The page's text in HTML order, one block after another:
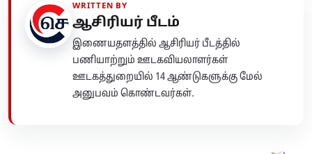
WRITTEN BY
ஆசிரியர் பீடம்
இணையதளத்தில் ஆசிரியர் பீடத்தில்
பணியாற்றும் ஊடகவியலாளர்கள்
ஊடகத்துறையில் 14 ஆண்டுகளுக்கு மேல்
அனுபவம் கொண்டவர்கள்.